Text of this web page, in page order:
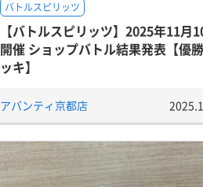
バトルスピリッツ
【バトルスピリッツ】2025年11月
開催 ショップバトル結果発表【優
ッキ】
アバンティ京都店